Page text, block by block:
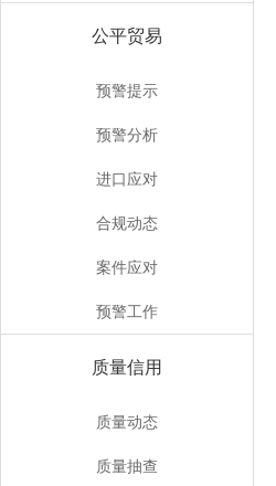
公平贸易
预警提示
预警分析
进口应对
合规动态
案件应对
预警工作
质量信用
质量动态
质量抽查